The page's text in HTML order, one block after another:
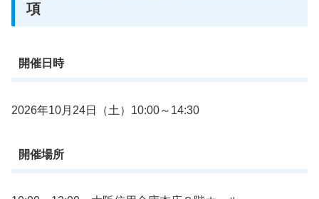
項
開催日時
2026年10月24日（土）10:00～14:30
開催場所